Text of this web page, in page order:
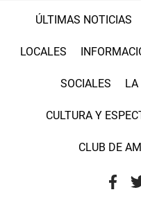
ÚLTIMAS NOTICIAS
LOCALES
SOCIALES
CULTURA Y
CLUB DE